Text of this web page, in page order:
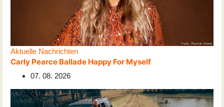
Aktuelle Nachrichten
Carly Pearce Ballade Happy For Myself
07. 08. 2026